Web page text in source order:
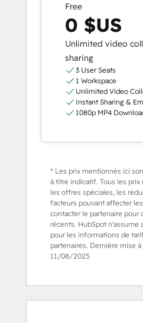
Free
0 $US
Unlimited video
sharing
3 User Seats
1 Workspace
Unlimited Video
Instant Sharing &
1080p MP4
* Les prix mentionnés ici
à titre indicatif. Tous les prix
les offres spéciales, les
facteurs pouvant affecter
contacter le partenaire pour
récents. HubSpot n'assume
pour les informations de
partenaires. Dernière mise
11/08/2025